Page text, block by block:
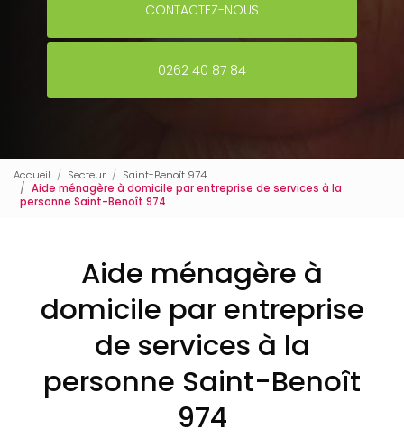
CONTACTEZ-NOUS
0262 40 87 84
Accueil Secteur
Saint-Benoît 974
Aide ménagère à domicile par entreprise de services à la
personne Saint-Benoît 974
Aide ménagère à
domicile par entreprise
de services à la
personne Saint-Benoît
974